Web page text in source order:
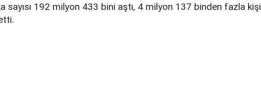
sayısı 192 milyon 433 bini aştı, 4 milyon 137 binden fazla kişi